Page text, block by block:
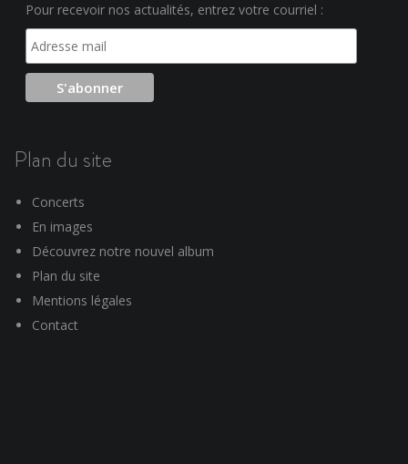
Pour recevoir nos actualités, entrez votre courriel :
Plan du site
Concerts
En images
Découvrez notre nouvel album
Plan du site
Mentions légales
Contact